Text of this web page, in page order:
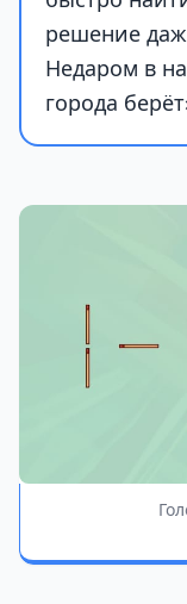
решение
Недаром в
города